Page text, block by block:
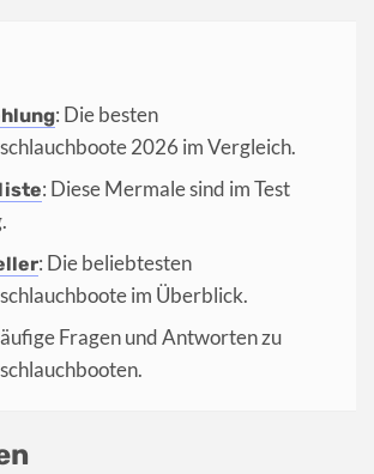
: Die besten
2026 im Vergleich.
: Diese Mermale sind im Test
: Die beliebtesten
im Überblick.
Fragen und Antworten zu